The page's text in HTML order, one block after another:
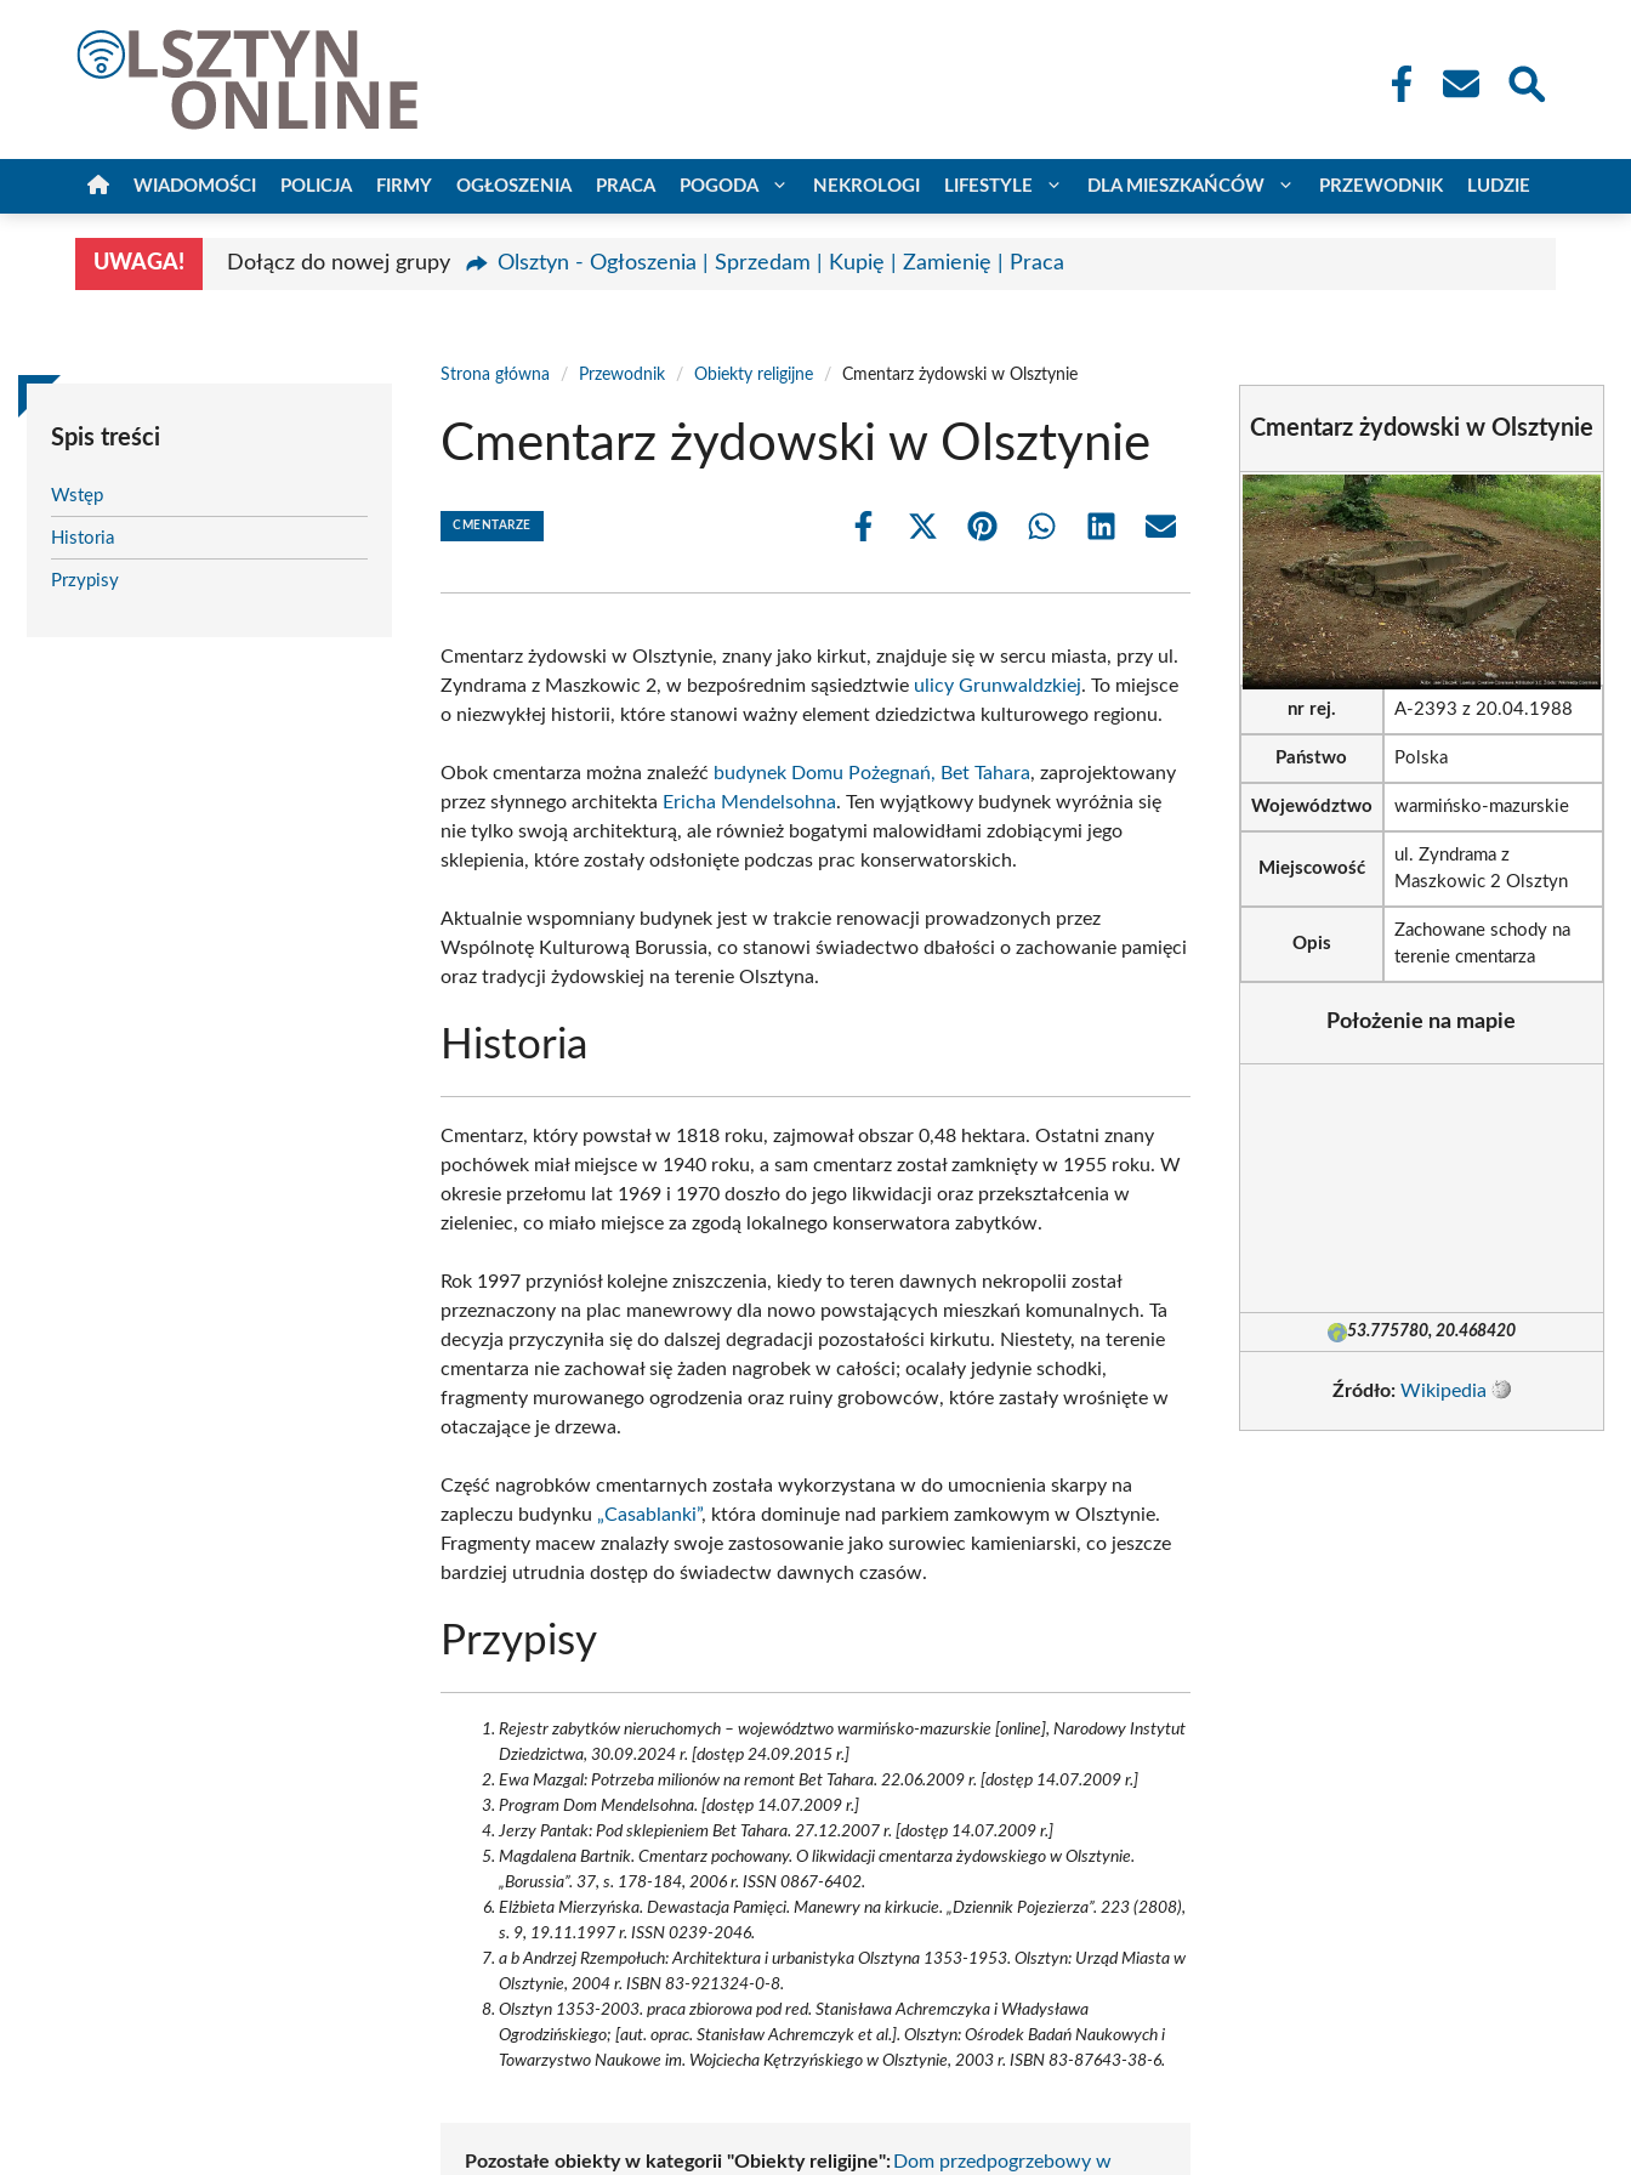
WIADOMOŚCI POLICJA FIRMY OGŁOSZENIA PRACA POGODA NEKROLOGI LIFESTYLE DLA MIESZKAŃCÓW PRZEWODNIK LUDZIE
UWAGA! Dołącz do nowej grupy Olsztyn - Ogłoszenia | Sprzedam | Kupię | Zamienię | Praca
Spis treści
Wstęp
Historia
Przypisy
Strona główna / Przewodnik / Obiekty religijne / Cmentarz żydowski w Olsztynie
Cmentarz żydowski w Olsztynie
CMENTARZE
Share
Share
(Twitter)
Share Share Share Share
Cmentarz żydowski w Olsztynie, znany jako kirkut, znajduje się w sercu miasta, przy ul.
Zyndrama z Maszkowic 2, w bezpośrednim sąsiedztwie ulicy Grunwaldzkiej. To miejsce
o niezwykłej historii, które stanowi ważny element dziedzictwa kulturowego regionu.
Obok cmentarza można znaleźć budynek Domu Pożegnań, Bet Tahara, zaprojektowany
przez słynnego architekta Ericha Mendelsohna. Ten wyjątkowy budynek wyróżnia się
nie tylko swoją architekturą, ale również bogatymi malowidłami zdobiącymi jego
sklepienia, które zostały odsłonięte podczas prac konserwatorskich.
Aktualnie wspomniany budynek jest w trakcie renowacji prowadzonych przez
Wspólnotę Kulturową Borussia, co stanowi świadectwo dbałości o zachowanie pamięci
oraz tradycji żydowskiej na terenie Olsztyna.
Historia
Cmentarz, który powstał w 1818 roku, zajmował obszar 0,48 hektara. Ostatni znany
pochówek miał miejsce w 1940 roku, a sam cmentarz został zamknięty w 1955 roku. W
okresie przełomu lat 1969 i 1970 doszło do jego likwidacji oraz przekształcenia w
zieleniec, co miało miejsce za zgodą lokalnego konserwatora zabytków.
Rok 1997 przyniósł kolejne zniszczenia, kiedy to teren dawnych nekropolii został
przeznaczony na plac manewrowy dla nowo powstających mieszkań komunalnych. Ta
decyzja przyczyniła się do dalszej degradacji pozostałości kirkutu. Niestety, na terenie
cmentarza nie zachował się żaden nagrobek w całości; ocalały jedynie schodki,
fragmenty murowanego ogrodzenia oraz ruiny grobowców, które zastały wrośnięte w
otaczające je drzewa.
Część nagrobków cmentarnych została wykorzystana w do umocnienia skarpy na
zapleczu budynku „Casablanki”, która dominuje nad parkiem zamkowym w Olsztynie.
Fragmenty macew znalazły swoje zastosowanie jako surowiec kamieniarski, co jeszcze
bardziej utrudnia dostęp do świadectw dawnych czasów.
Przypisy
Rejestr zabytków nieruchomych – województwo warmińsko-mazurskie [online], Narodowy Instytut
Dziedzictwa, 30.09.2024 r. [dostęp 24.09.2015 r.]
Ewa Mazgal: Potrzeba milionów na remont Bet Tahara. 22.06.2009 r. [dostęp 14.07.2009 r.]
Program Dom Mendelsohna. [dostęp 14.07.2009 r.]
Jerzy Pantak: Pod sklepieniem Bet Tahara. 27.12.2007 r. [dostęp 14.07.2009 r.]
Magdalena Bartnik. Cmentarz pochowany. O likwidacji cmentarza żydowskiego w Olsztynie.
„Borussia”. 37, s. 178-184, 2006 r. ISSN 0867-6402.
Elżbieta Mierzyńska. Dewastacja Pamięci. Manewry na kirkucie. „Dziennik Pojezierza”. 223 (2808),
s. 9, 19.11.1997 r. ISSN 0239-2046.
a b Andrzej Rzempołuch: Architektura i urbanistyka Olsztyna 1353-1953. Olsztyn: Urząd Miasta w
Olsztynie, 2004 r. ISBN 83-921324-0-8.
Olsztyn 1353-2003. praca zbiorowa pod red. Stanisława Achremczyka i Władysława
Ogrodzińskiego; [aut. oprac. Stanisław Achremczyk et al.]. Olsztyn: Ośrodek Badań Naukowych i
Towarzystwo Naukowe im. Wojciecha Kętrzyńskiego w Olsztynie, 2003 r. ISBN 83-87643-38-6.
Pozostałe obiekty w kategorii "Obiekty religijne": Dom przedpogrzebowy w
Cmentarz żydowski w Olsztynie
nr rej. A-2393 z 20.04.1988
Państwo Polska
Województwo warmińsko-mazurskie
Miejscowość
ul. Zyndrama z
Maszkowic 2 Olsztyn
Opis
Zachowane schody na
terenie cmentarza
Położenie na mapie
53.775780, 20.468420
Źródło: Wikipedia